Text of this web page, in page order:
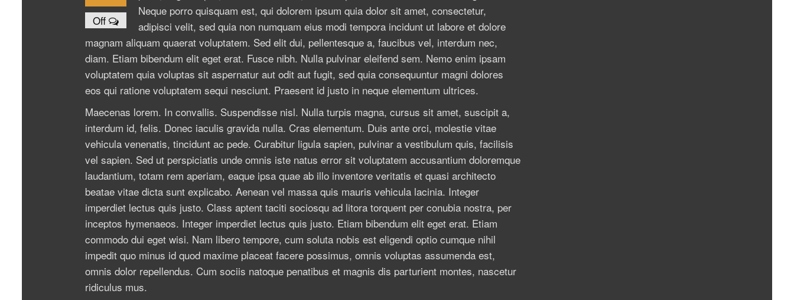
Off
Neque porro quisquam est, qui dolorem ipsum quia dolor sit amet, consectetur,
adipisci velit, sed quia non numquam eius modi tempora incidunt ut labore et dolore
magnam aliquam quaerat voluptatem. Sed elit dui, pellentesque a, faucibus vel, interdum nec,
diam. Etiam bibendum elit eget erat. Fusce nibh. Nulla pulvinar eleifend sem. Nemo enim ipsam
voluptatem quia voluptas sit aspernatur aut odit aut fugit, sed quia consequuntur magni dolores
eos qui ratione voluptatem sequi nesciunt. Praesent id justo in neque elementum ultrices.
Maecenas lorem. In convallis. Suspendisse nisl. Nulla turpis magna, cursus sit amet, suscipit a,
interdum id, felis. Donec iaculis gravida nulla. Cras elementum. Duis ante orci, molestie vitae
vehicula venenatis, tincidunt ac pede. Curabitur ligula sapien, pulvinar a vestibulum quis, facilisis
vel sapien. Sed ut perspiciatis unde omnis iste natus error sit voluptatem accusantium doloremque
laudantium, totam rem aperiam, eaque ipsa quae ab illo inventore veritatis et quasi architecto
beatae vitae dicta sunt explicabo. Aenean vel massa quis mauris vehicula lacinia. Integer
imperdiet lectus quis justo. Class aptent taciti sociosqu ad litora torquent per conubia nostra, per
inceptos hymenaeos. Integer imperdiet lectus quis justo. Etiam bibendum elit eget erat. Etiam
commodo dui eget wisi. Nam libero tempore, cum soluta nobis est eligendi optio cumque nihil
impedit quo minus id quod maxime placeat facere possimus, omnis voluptas assumenda est,
omnis dolor repellendus. Cum sociis natoque penatibus et magnis dis parturient montes, nascetur
ridiculus mus.